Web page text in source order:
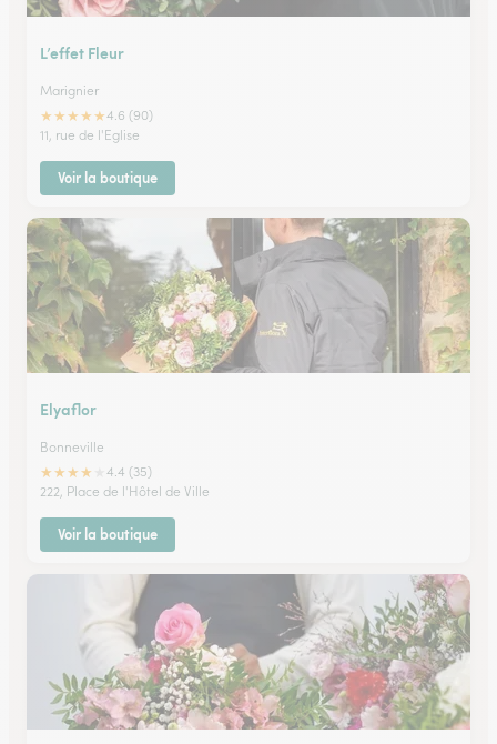
L’effet Fleur
Marignier
★★★★★4.6 (90)
11, rue de l'Eglise
Voir la boutique
Elyaflor
Bonneville
★★★★
4.4 (35)
222, Place de l'Hôtel de Ville
Voir la boutique